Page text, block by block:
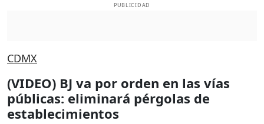
PUBLICIDAD
CDMX
(VIDEO) BJ va por orden en las vías
públicas: eliminará pérgolas de
establecimientos